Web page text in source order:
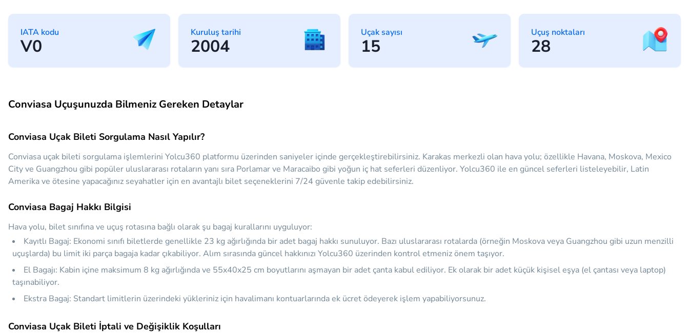
IATA kodu
V0
Kuruluş tarihi
2004
Uçak sayısı
15
Uçuş noktaları
28
Conviasa Uçuşunuzda Bilmeniz Gereken Detaylar
Conviasa Uçak Bileti Sorgulama Nasıl Yapılır?
Conviasa uçak bileti sorgulama işlemlerini Yolcu360 platformu üzerinden saniyeler içinde gerçekleştirebilirsiniz. Karakas merkezli olan hava yolu; özellikle Havana, Moskova, Mexico
City ve Guangzhou gibi popüler uluslararası rotaların yanı sıra Porlamar ve Maracaibo gibi yoğun iç hat seferleri düzenliyor. Yolcu360 ile en güncel seferleri listeleyebilir, Latin
Amerika ve ötesine yapacağınız seyahatler için en avantajlı bilet seçeneklerini 7/24 güvenle takip edebilirsiniz.
Conviasa Bagaj Hakkı Bilgisi
Hava yolu, bilet sınıfına ve uçuş rotasına bağlı olarak şu bagaj kurallarını uyguluyor:
Kayıtlı Bagaj: Ekonomi sınıfı biletlerde genellikle 23 kg ağırlığında bir adet bagaj hakkı sunuluyor. Bazı uluslararası rotalarda (örneğin Moskova veya Guangzhou gibi uzun menzilli
uçuşlarda) bu limit iki parça bagaja kadar çıkabiliyor. Alım sırasında güncel hakkınızı Yolcu360 üzerinden kontrol etmeniz önem taşıyor.
El Bagajı: Kabin içine maksimum 8 kg ağırlığında ve 55x40x25 cm boyutlarını aşmayan bir adet çanta kabul ediliyor. Ek olarak bir adet küçük kişisel eşya (el çantası veya laptop)
taşınabiliyor.
Ekstra Bagaj: Standart limitlerin üzerindeki yükleriniz için havalimanı kontuarlarında ek ücret ödeyerek işlem yapabiliyorsunuz.
Conviasa Uçak Bileti İptali ve Değişiklik Koşulları